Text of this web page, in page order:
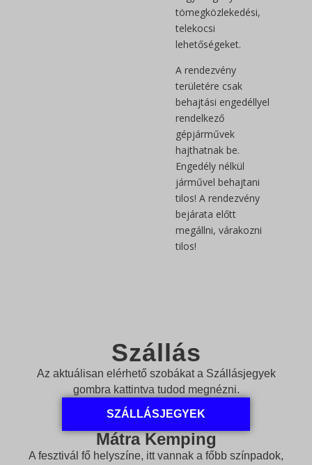
tömegközlekedési,
telekocsi
lehetőségeket.
A rendezvény
területére csak
behajtási engedéllyel
rendelkező
gépjárművek
hajthatnak be.
Engedély nélkül
járművel behajtani
tilos! A rendezvény
bejárata előtt
megállni, várakozni
tilos!
Szállás
Az aktuálisan elérhető szobákat a Szállásjegyek
gombra kattintva tudod megnézni.
SZÁLLÁSJEGYEK
Mátra Kemping
A fesztivál fő helyszíne, itt vannak a főbb színpadok,